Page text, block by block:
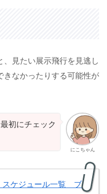
見たい展示飛行を見逃し
きなかったりする可能性が
にこちゃん
初にチェック
スケジュール一覧 ブ